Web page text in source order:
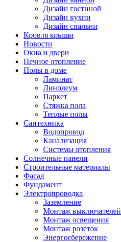
Дизайн гостиной
Дизайн кухни
Дизайн спальни
Кровля крыши
Новости
Окна и двери
Печное отопление
Полы в доме
Ламинат
Линолеум
Паркет
Стяжка пола
Теплые полы
Сантехника
Водопровод
Канализация
Системы отопления
Солнечные панели
Строительные материалы
Фасад
Фундамент
Электропроводка
Заземление
Монтаж выключателей
Монтаж освещения
Монтаж розеток
Энергосбережение